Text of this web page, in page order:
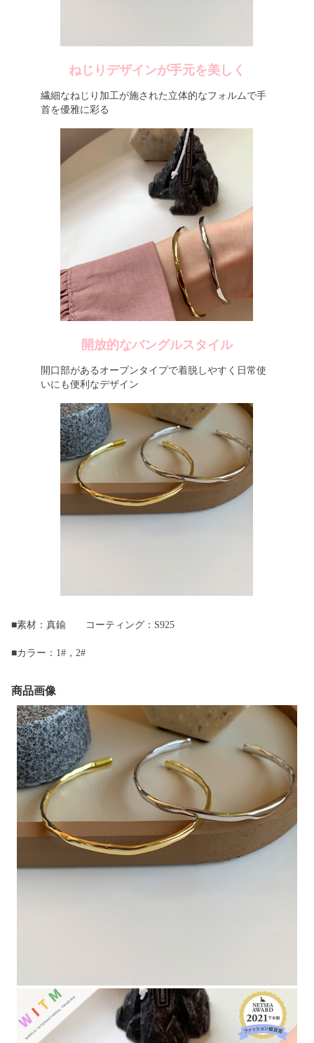
ねじりデザインが手元を美しく
繊細なねじり加工が施された立体的なフォルムで手
首を優雅に彩る
開放的なバングルスタイル
開口部があるオープンタイプで着脱しやすく日常使
いにも便利なデザイン
■素材：真鍮 コーティング：S925
■カラー：1#，2#
商品画像